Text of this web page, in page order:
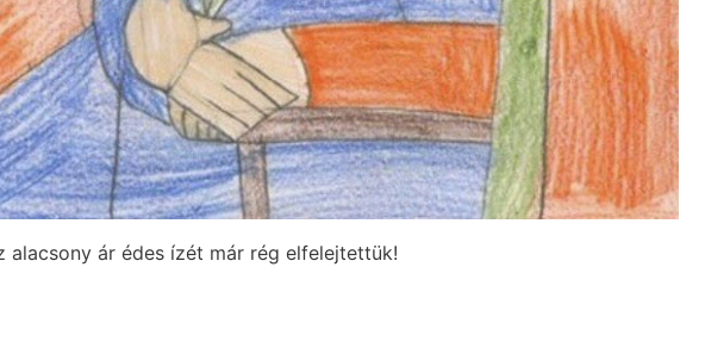
alacsony ár édes ízét már rég elfelejtettük!